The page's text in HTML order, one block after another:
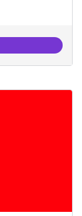
comunicació